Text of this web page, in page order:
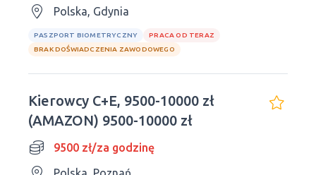
Polska, Gdynia
PASZPORT BIOMETRYCZNY
PRACA OD TERAZ
BRAK DOŚWIADCZENIA ZAWODOWEGO
Kierowcy C+E, 9500-10000 zł
(AMAZON) 9500-10000 zł
9500 zł/za godzinę